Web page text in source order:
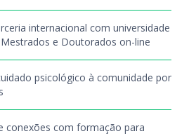
internacional com universidade
e Doutorados on-line
psicológico à comunidade por
conexões com formação para